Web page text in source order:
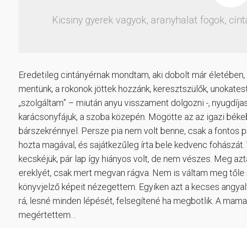
Kicsiny gyerek vagyok, aranyhalat fogok,
Eredetileg cintányérnak mondtam, aki dobolt már
mentünk, a rokonok jöttek hozzánk, keresztszülők,
„szolgáltam” – miután anyu visszament dolgozni -,
karácsonyfájuk, a szoba közepén. Mögötte az az igazi
bárszekrénnyel. Persze pia nem volt benne, csak a fontos
hozta magával, és sajátkezűleg írta bele kedvenc
kecskéjük, pár lap így hiányos volt, de nem vészes. Meg
ereklyét, csak mert megvan rágva. Nem is váltam meg
könyvjelző képeit nézegettem. Egyiken azt a kecses
rá, lesné minden lépését, felsegítené ha megbotlik. A
megértettem…